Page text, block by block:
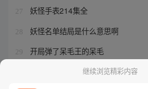
27 妖怪手表214集全
28 妖怪名单结局是什么意思啊
29 开局弹了呆毛王的呆毛
继续浏览精彩内容